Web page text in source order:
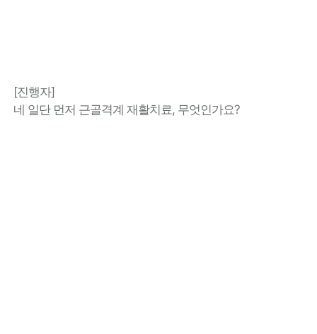
[진행자]
네 일단 먼저 근골격계 재활치료, 무엇인가요?